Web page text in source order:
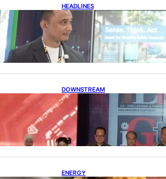
HEADLINES
Teknologi Keselamatan,
Persaingan Industri
DOWNSTREAM
Terbuka, Peluang
Lokal
ENERGY